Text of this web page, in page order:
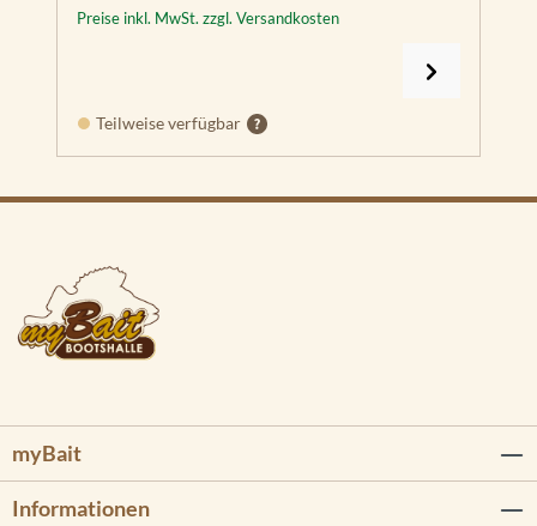
Preise inkl. MwSt. zzgl. Versandkosten
Teilweise verfügbar
myBait
Informationen